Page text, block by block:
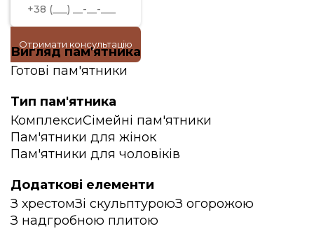
Отримати консультацію
Вигляд пам'ятника
Готові пам'ятники
Тип пам'ятника
КомплексиСімейні пам'ятники
Пам'ятники для жінок
Пам'ятники для чоловіків
Додаткові елементи
З хрестомЗі скульптуроюЗ огорожою
З надгробною плитою